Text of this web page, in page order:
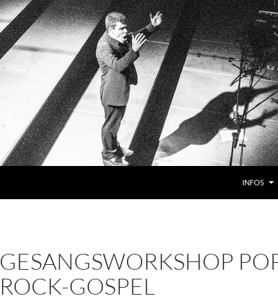
INFOS
GESANGSWORKSHOP
ROCK-GOSPEL